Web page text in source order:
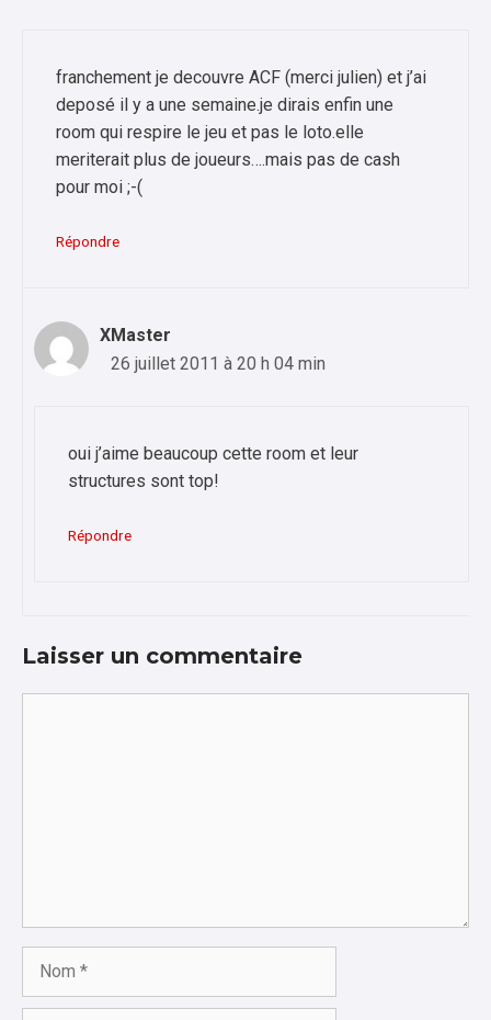
franchement je decouvre ACF (merci julien) et j’ai
deposé il y a une semaine.je dirais enfin une
room qui respire le jeu et pas le loto.elle
meriterait plus de joueurs….mais pas de cash
pour moi ;-(
Répondre
XMaster
26 juillet 2011 à 20 h 04 min
oui j’aime beaucoup cette room et leur
structures sont top!
Répondre
Laisser un commentaire
Nom